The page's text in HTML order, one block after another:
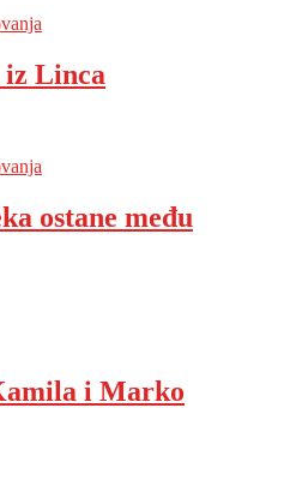
iz Linca
ostane među
i Marko